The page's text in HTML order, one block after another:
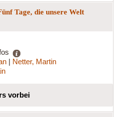
Tage, die unsere Welt
| Netter, Martin
vorbei